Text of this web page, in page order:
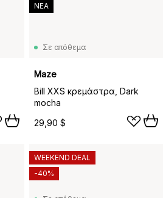
Σε απόθεμα
Maze
Bill XXS κρεμάστρα, Dark
mocha
29,90 $
ΝΕΑ
WEEKEND DEAL
-40%